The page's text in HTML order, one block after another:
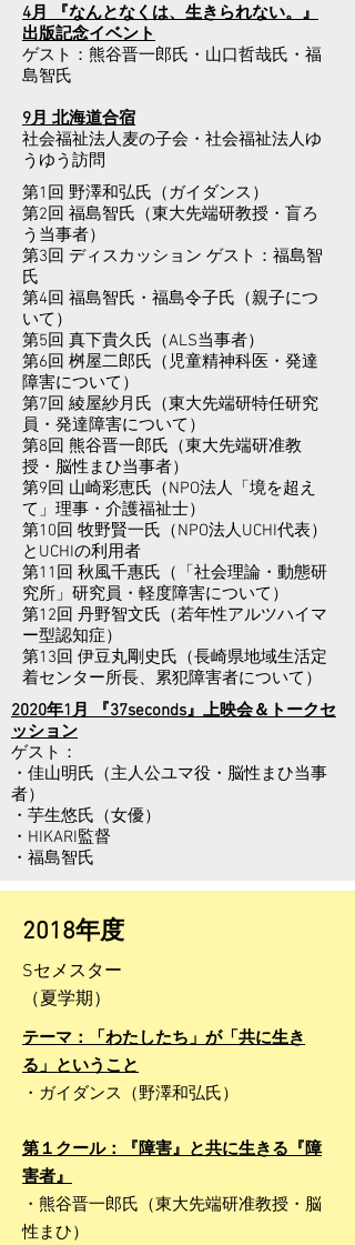
4月 『なんとなくは、生きられない。』
出版記念イベント
ゲスト：熊谷晋一郎氏・山口哲哉氏・福
島智氏
9月 北海道合宿
社会福祉法人麦の子会・社会福祉法人ゆ
うゆう訪問
第1回 野澤和弘氏（ガイダンス）
第2回 福島智氏（東大先端研教授・盲ろ
う当事者）
第3回 ディスカッション ゲスト：福島智
氏
第4回 福島智氏・福島令子氏（親子につ
いて）
第5回 真下貴久氏（ALS当事者）
第6回 桝屋二郎氏（児童精神科医・発達
障害について）
第7回 綾屋紗月氏（東大先端研特任研究
員・発達障害について）
第8回 熊谷晋一郎氏（東大先端研准教
授・脳性まひ当事者）
第9回 山崎彩恵氏（NPO法人「境を超え
て」理事・介護福祉士）
第10回 牧野賢一氏（NPO法人UCHI代表）
とUCHIの利用者
第11回 秋風千惠氏（「社会理論・動態研
究所」研究員・軽度障害について）
第12回 丹野智文氏（若年性アルツハイマ
ー型認知症）
第13回 伊豆丸剛史氏（長崎県地域生活定
着センター所長、累犯障害者について）
2020年1月 『37seconds』上映会＆トークセ
ッション
ゲスト：
・佳山明氏（主人公ユマ役・脳性まひ当事
者）
・芋生悠氏（女優）
・HIKARI監督
・福島智氏
​2018年度
Sセメスター
​（夏学期）
テーマ：「わたしたち」が「共に生き
る」ということ
・ガイダンス（野澤和弘氏）
第１クール：『障害』と共に生きる『障
害者』
・熊谷晋一郎氏（東大先端研准教授・脳
性まひ）